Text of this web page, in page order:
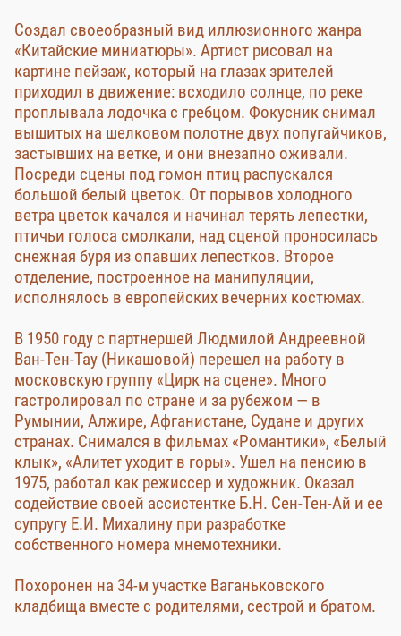
Создал своеобразный вид иллюзионного жанра
«Китайские миниатюры». Артист рисовал на
картине пейзаж, который на глазах зрителей
приходил в движение: всходило солнце, по реке
проплывала лодочка с гребцом. Фокусник снимал
вышитых на шелковом полотне двух попугайчиков,
застывших на ветке, и они внезапно оживали.
Посреди сцены под гомон птиц распускался
большой белый цветок. От порывов холодного
ветра цветок качался и начинал терять лепестки,
птичьи голоса смолкали, над сценой проносилась
снежная буря из опавших лепестков. Второе
отделение, построенное на манипуляции,
исполнялось в европейских вечерних костюмах.
В 1950 году с партнершей Людмилой Андреевной
Ван-Тен-Тау (Никашовой) перешел на работу в
московскую группу «Цирк на сцене». Много
гастролировал по стране и за рубежом — в
Румынии, Алжире, Афганистане, Судане и других
странах. Снимался в фильмах «Романтики», «Белый
клык», «Алитет уходит в горы». Ушел на пенсию в
1975, работал как режиссер и художник. Оказал
содействие своей ассистентке Б.Н. Сен-Тен-Ай и ее
супругу Е.И. Михалину при разработке
собственного номера мнемотехники.
Похоронен на 34-м участке Ваганьковского
кладбища вместе с родителями, сестрой и братом.